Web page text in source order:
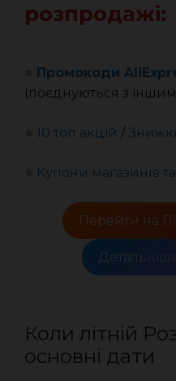
розпродажі:
⭐️ Промокоди
(поєднуються з
⭐️ 10 топ акцій /
⭐️ Купони магазинів
Перейти на
Коли літній
основні дати